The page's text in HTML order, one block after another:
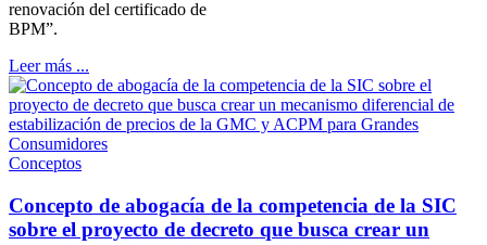
renovación del certificado de
BPM”.
Leer más ...
Conceptos
Concepto de abogacía de la competencia de la SIC
sobre el proyecto de decreto que busca crear un